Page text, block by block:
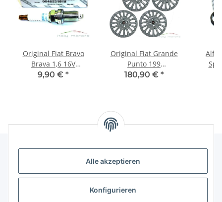
Alle akzeptieren
Konfigurieren
Original Fiat Bravo
Brava 1,6 16V
Zündkerze
9,90 € *
Original Fiat Grande
Punto 199
Felgendeckel
180,90 € *
Alfa
Gesetzliche Informationen